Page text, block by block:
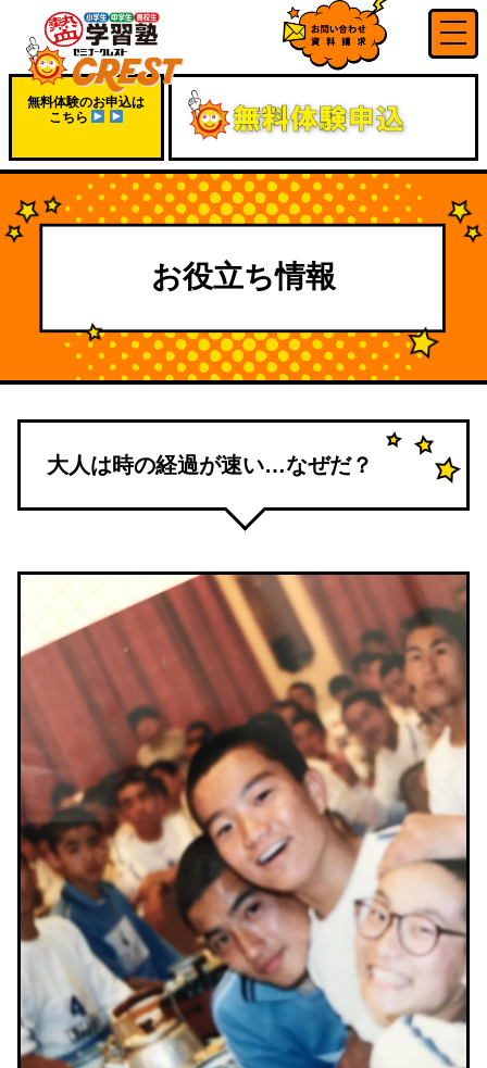
無料体験のお申込は
こちら
お役立ち情報
大人は時の経過が速い…なぜだ？